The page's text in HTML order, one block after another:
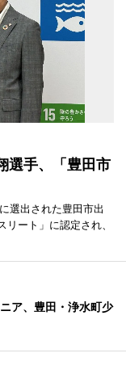
選手、「豊田市
選出された豊田市出
ート」に認定され、
ア、豊田・浄水町少